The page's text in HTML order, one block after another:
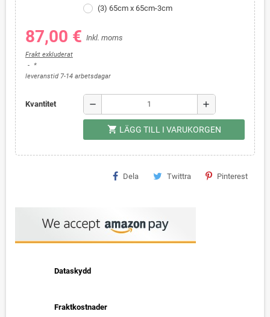
(3) 65cm x 65cm-3cm
87,00 € Inkl. moms
Frakt exkluderat
*
leveranstid 7-14 arbetsdagar
Kvantitet remove add
shopping_cart LÄGG TILL I VARUKORGEN
Dela Twittra Pinterest
Dataskydd
Fraktkostnader